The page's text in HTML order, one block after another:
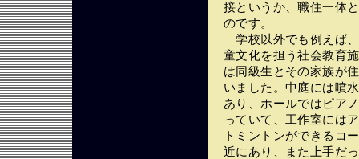
接というか、職住一体
のです。
学校以外でも例えば
童文化を担う社会教育
は同級生とその家族が
いました。中庭には噴
あり、ホールではピア
っていて、工作室には
トミントンができるコ
近にあり、また上手だ